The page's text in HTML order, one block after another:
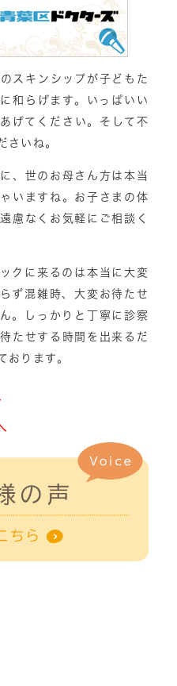
スキンシップが子どもた
和らげます。いっぱいい
げてください。そして不
さいね。
、世のお母さん方は本当
いますね。お子さまの体
慮なくお気軽にご相談く
クに来るのは本当に大変
ず混雑時、大変お待たせ
。しっかりと丁寧に診察
たせする時間を出来るだ
おります。